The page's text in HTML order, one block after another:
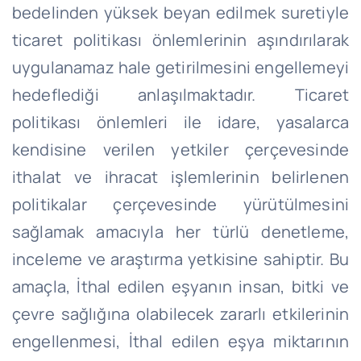
bedelinden yüksek beyan edilmek suretiyle
ticaret politikası önlemlerinin aşındırılarak
uygulanamaz hale getirilmesini engellemeyi
hedeflediği anlaşılmaktadır. Ticaret
politikası önlemleri ile idare, yasalarca
kendisine verilen yetkiler çerçevesinde
ithalat ve ihracat işlemlerinin belirlenen
politikalar çerçevesinde yürütülmesini
sağlamak amacıyla her türlü denetleme,
inceleme ve araştırma yetkisine sahiptir. Bu
amaçla, İthal edilen eşyanın insan, bitki ve
çevre sağlığına olabilecek zararlı etkilerinin
engellenmesi, İthal edilen eşya miktarının